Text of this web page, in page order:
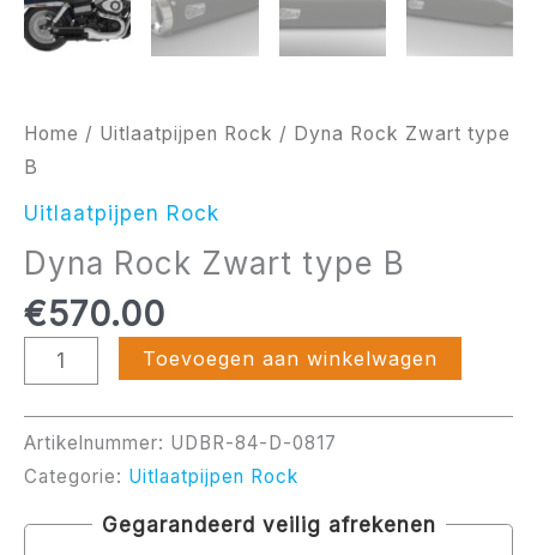
Home / Uitlaatpijpen Rock / Dyna Rock Zwart type
B
Uitlaatpijpen Rock
Dyna Rock Zwart type B
€570.00
Toevoegen aan winkelwagen
Artikelnummer: UDBR-84-D-0817
Categorie: Uitlaatpijpen Rock
Gegarandeerd veilig afrekenen